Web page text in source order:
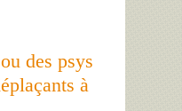
des psys
à